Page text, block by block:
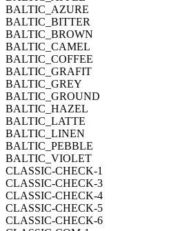
BALTIC_AZURE
BALTIC_BITTER
BALTIC_BROWN
BALTIC_CAMEL
BALTIC_COFFEE
BALTIC_GRAFIT
BALTIC_GREY
BALTIC_GROUND
BALTIC_HAZEL
BALTIC_LATTE
BALTIC_LINEN
BALTIC_PEBBLE
BALTIC_VIOLET
CLASSIC-CHECK-1
CLASSIC-CHECK-3
CLASSIC-CHECK-4
CLASSIC-CHECK-5
CLASSIC-CHECK-6